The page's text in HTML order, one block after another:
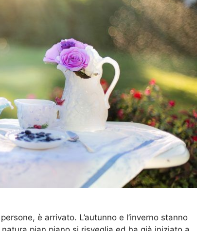
è arrivato. L’autunno e l’inverno stanno